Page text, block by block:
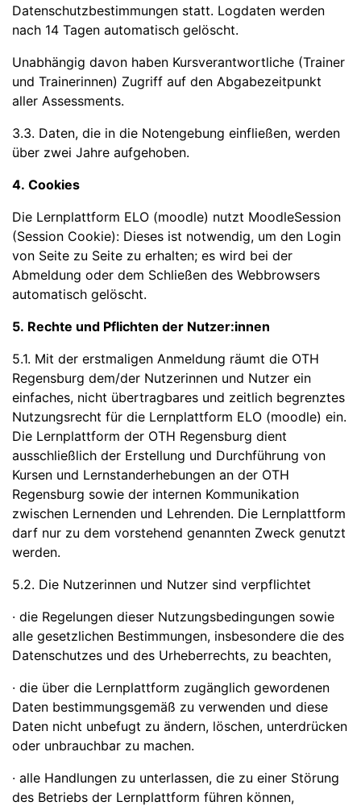
Datenschutzbestimmungen statt. Logdaten werden
nach 14 Tagen automatisch gelöscht.
Unabhängig davon haben Kursverantwortliche (Trainer
und Trainerinnen) Zugriff auf den Abgabezeitpunkt
aller Assessments.
3.3. Daten, die in die Notengebung einfließen, werden
über zwei Jahre aufgehoben.
4. Cookies
Die Lernplattform ELO (moodle) nutzt MoodleSession
(Session Cookie): Dieses ist notwendig, um den Login
von Seite zu Seite zu erhalten; es wird bei der
Abmeldung oder dem Schließen des Webbrowsers
automatisch gelöscht.
5. Rechte und Pflichten der Nutzer:innen
5.1. Mit der erstmaligen Anmeldung räumt die OTH
Regensburg dem/der Nutzerinnen und Nutzer ein
einfaches, nicht übertragbares und zeitlich begrenztes
Nutzungsrecht für die Lernplattform ELO (moodle) ein.
Die Lernplattform der OTH Regensburg dient
ausschließlich der Erstellung und Durchführung von
Kursen und Lernstanderhebungen an der OTH
Regensburg sowie der internen Kommunikation
zwischen Lernenden und Lehrenden. Die Lernplattform
darf nur zu dem vorstehend genannten Zweck genutzt
werden.
5.2. Die Nutzerinnen und Nutzer sind verpflichtet
· die Regelungen dieser Nutzungsbedingungen sowie
alle gesetzlichen Bestimmungen, insbesondere die des
Datenschutzes und des Urheberrechts, zu beachten,
· die über die Lernplattform zugänglich gewordenen
Daten bestimmungsgemäß zu verwenden und diese
Daten nicht unbefugt zu ändern, löschen, unterdrücken
oder unbrauchbar zu machen.
· alle Handlungen zu unterlassen, die zu einer Störung
des Betriebs der Lernplattform führen können,